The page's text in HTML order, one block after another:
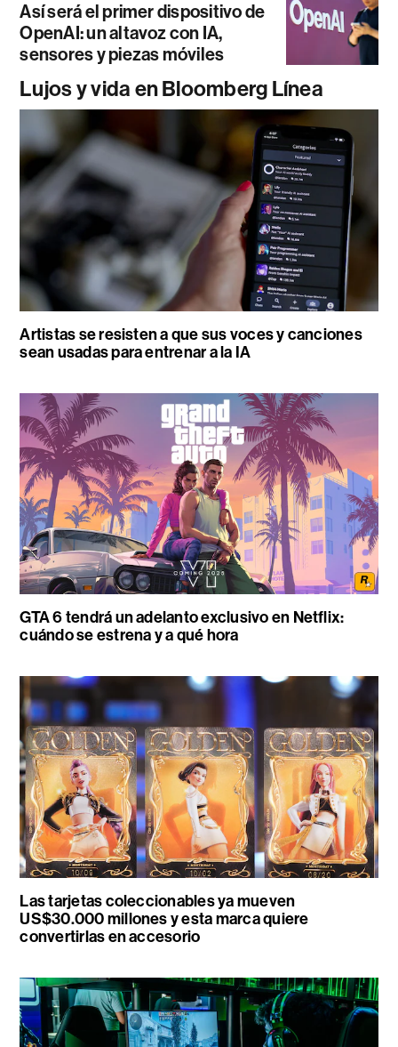
Así será el primer dispositivo de
OpenAI: un altavoz con IA,
sensores y piezas móviles
Lujos y vida en Bloomberg Línea
Artistas se resisten a que sus voces y canciones
sean usadas para entrenar a la IA
GTA 6 tendrá un adelanto exclusivo en Netflix:
cuándo se estrena y a qué hora
Las tarjetas coleccionables ya mueven
US$30.000 millones y esta marca quiere
convertirlas en accesorio